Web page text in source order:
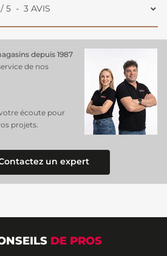
/ 5 - 3 AVIS
depuis 1987
de nos
écoute pour
projets.
un expert
DE PROS